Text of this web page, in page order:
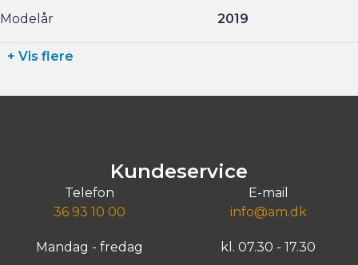
Modelår
2019
+ Vis flere
Kundeservice
Telefon
36 93 10 00
E-mail
info@am.dk
Mandag - fredag kl. 07.30 - 17.30